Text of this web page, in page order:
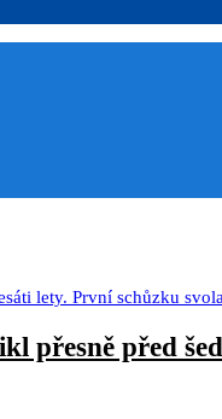
přesně před